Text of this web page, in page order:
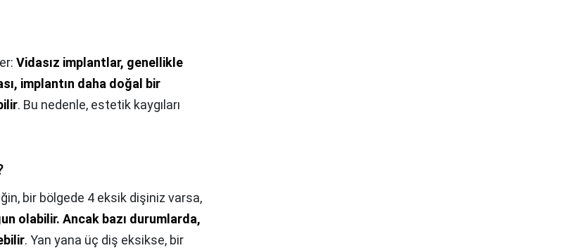
Vidasız implantlar, genellikle
implantın daha doğal bir
. Bu nedenle, estetik kaygıları
bir bölgede 4 eksik dişiniz varsa,
olabilir. Ancak bazı durumlarda,
. Yan yana üç diş eksikse, bir